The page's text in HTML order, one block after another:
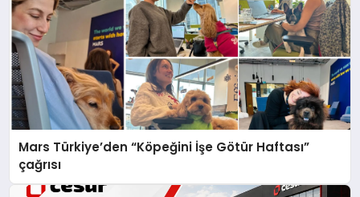
Mars Türkiye’den “Köpeğini İşe Götür Haftası”
çağrısı